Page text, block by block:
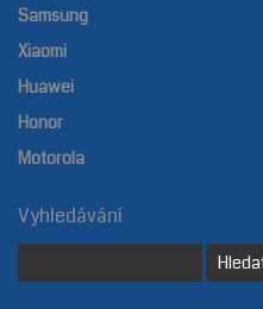
Samsung
Xiaomi
Huawei
Honor
Motorola
Vyhledávání